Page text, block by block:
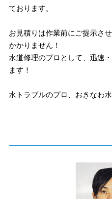
ております。
お見積りは作業前にご提示さ
かかりません！
水道修理のプロとして、迅速
ます！
水トラブルのプロ、おきなわ